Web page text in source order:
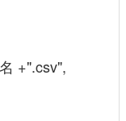
+".csv",